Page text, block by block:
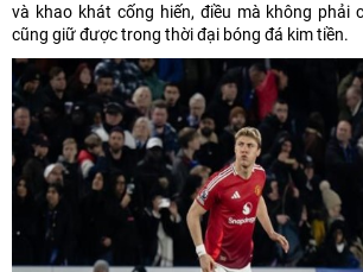
và khao khát cống hiến, điều mà không phải
cũng giữ được trong thời đại bóng đá kim tiền.